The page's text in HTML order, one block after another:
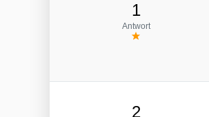
1
Antwort
2